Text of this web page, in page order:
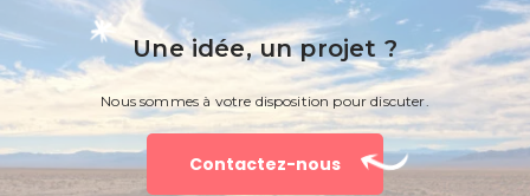
Une idée, un projet ?
Nous sommes à votre disposition pour discuter.
Contactez-nous